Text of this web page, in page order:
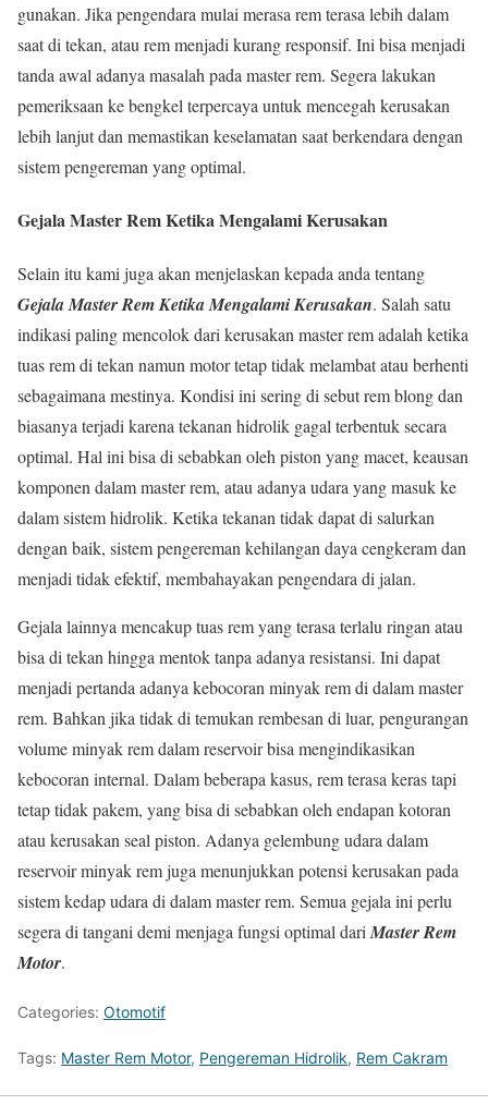
gunakan. Jika pengendara mulai merasa rem terasa lebih dalam
saat di tekan, atau rem menjadi kurang responsif. Ini bisa menjadi
tanda awal adanya masalah pada master rem. Segera lakukan
pemeriksaan ke bengkel terpercaya untuk mencegah kerusakan
lebih lanjut dan memastikan keselamatan saat berkendara dengan
sistem pengereman yang optimal.
Gejala Master Rem Ketika Mengalami Kerusakan
Selain itu kami juga akan menjelaskan kepada anda tentang
Gejala Master Rem Ketika Mengalami Kerusakan. Salah satu
indikasi paling mencolok dari kerusakan master rem adalah ketika
tuas rem di tekan namun motor tetap tidak melambat atau berhenti
sebagaimana mestinya. Kondisi ini sering di sebut rem blong dan
biasanya terjadi karena tekanan hidrolik gagal terbentuk secara
optimal. Hal ini bisa di sebabkan oleh piston yang macet, keausan
komponen dalam master rem, atau adanya udara yang masuk ke
dalam sistem hidrolik. Ketika tekanan tidak dapat di salurkan
dengan baik, sistem pengereman kehilangan daya cengkeram dan
menjadi tidak efektif, membahayakan pengendara di jalan.
Gejala lainnya mencakup tuas rem yang terasa terlalu ringan atau
bisa di tekan hingga mentok tanpa adanya resistansi. Ini dapat
menjadi pertanda adanya kebocoran minyak rem di dalam master
rem. Bahkan jika tidak di temukan rembesan di luar, pengurangan
volume minyak rem dalam reservoir bisa mengindikasikan
kebocoran internal. Dalam beberapa kasus, rem terasa keras tapi
tetap tidak pakem, yang bisa di sebabkan oleh endapan kotoran
atau kerusakan seal piston. Adanya gelembung udara dalam
reservoir minyak rem juga menunjukkan potensi kerusakan pada
sistem kedap udara di dalam master rem. Semua gejala ini perlu
segera di tangani demi menjaga fungsi optimal dari Master Rem
Motor.
Categories: Otomotif
Tags: Master Rem Motor, Pengereman Hidrolik, Rem Cakram